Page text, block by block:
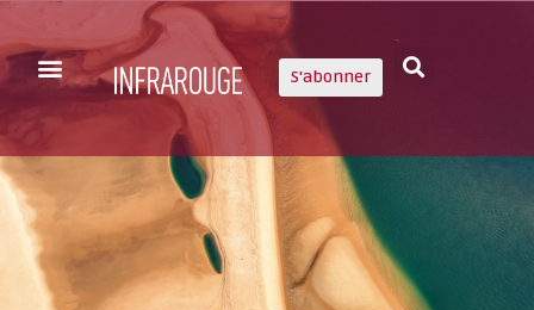
S'abonner